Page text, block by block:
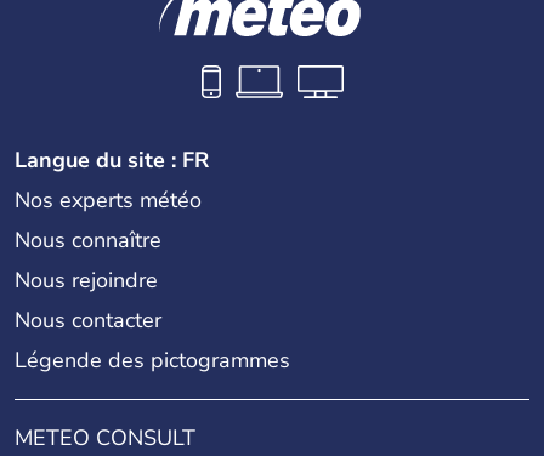
Langue du site : FR
Nos experts météo
Nous connaître
Nous rejoindre
Nous contacter
Légende des pictogrammes
METEO CONSULT